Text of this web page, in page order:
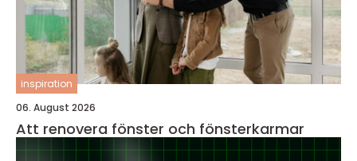
inspiration
06. August 2026
Att renovera fönster och fönsterkarmar